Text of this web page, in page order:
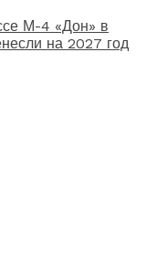
М-4 «Дон» в
на 2027 год